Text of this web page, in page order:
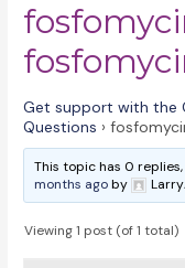
Get support with the
Questions ›
This topic has 0
months agoby
Viewing 1 post (of 1 total)